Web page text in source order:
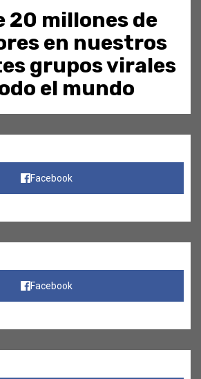
20 millones de
en nuestros
grupos virales
el mundo
Facebook
Facebook